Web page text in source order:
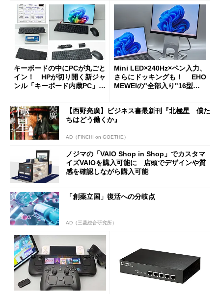
キーボードの中にPCが丸ごと
イン！ HPが切り開く新ジャ
ンル「キーボード内蔵PC」の
Mini LED×240Hz×ペン入力、
さらにドッキングも！ EHO
MEWEIの"全部入り"16型モ
【西野亮廣】ビジネス書最新刊『北極星 僕た
ちはどう働くか』
AD（FINCHI on GOETHE）
ノジマの「VAIO Shop in Shop」でカスタマ
イズVAIOを購入可能に 店頭でデザインや質
感を確認しながら購入可能
「創薬立国」復活への分岐点
AD（三菱総合研究所）